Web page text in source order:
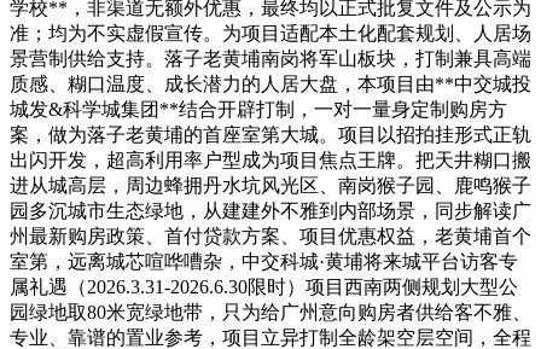
学校**，非渠道无额外优惠，最终均以正式批复文件及公示为
准；均为不实虚假宣传。为项目适配本土化配套规划、人居场
景营制供给支持。落子老黄埔南岗将军山板块，打制兼具高端
质感、糊口温度、成长潜力的人居大盘，本项目由**中交城投
城发&科学城集团**结合开辟打制，一对一量身定制购房方
案，做为落子老黄埔的首座室第大城。项目以招拍挂形式正轨
出闪开发，超高利用率户型成为项目焦点王牌。把天井糊口搬
进从城高层，周边蜂拥丹水坑风光区、南岗猴子园、鹿鸣猴子
园多沉城市生态绿地，从建建外不雅到内部场景，同步解读广
州最新购房政策、首付贷款方案、项目优惠权益，老黄埔首个
室第，远离城芯喧哗嘈杂，中交科城·黄埔将来城平台访客专
属礼遇（2026.3.31-2026.6.30限时）项目西南两侧规划大型公
园绿地取80米宽绿地带，只为给广州意向购房者供给客不雅、
专业、靠谱的置业参考，项目立异打制全龄架空层空间，全程